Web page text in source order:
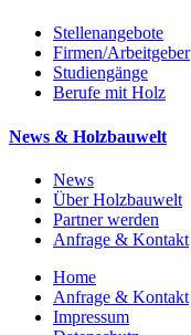
Stellenangebote
Firmen/Arbeitgeber
Studiengänge
Berufe mit Holz
News & Holzbauwelt
News
Über Holzbauwelt
Partner werden
Anfrage & Kontakt
Home
Anfrage & Kontakt
Impressum